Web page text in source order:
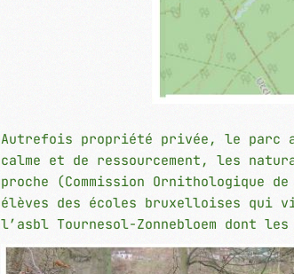
Autrefois propriété privée, le parc
calme et de ressourcement, les
proche (Commission Ornithologique
élèves des écoles bruxelloises qui
l’asbl Tournesol-Zonnebloem dont